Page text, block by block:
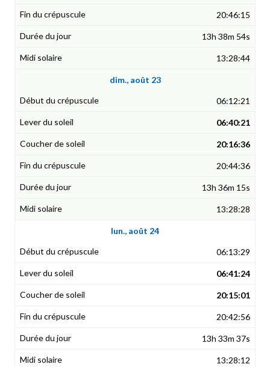
20:46:15
13h 38m 54s
13:28:44
dim., août 23
06:12:21
06:40:21
20:16:36
20:44:36
13h 36m 15s
13:28:28
lun., août 24
06:13:29
06:41:24
20:15:01
20:42:56
13h 33m 37s
13:28:12